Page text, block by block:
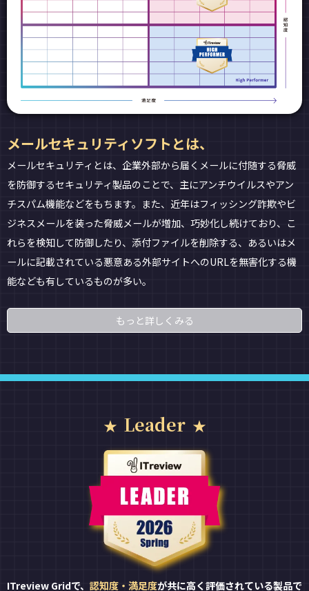
メールセキュリティソフトとは、
メールセキュリティとは、企業外部から届くメールに付随する脅威
を防御するセキュリティ製品のことで、主にアンチウイルスやアン
チスパム機能などをもちます。また、近年はフィッシング詐欺やビ
ジネスメールを装った脅威メールが増加、巧妙化し続けており、こ
れらを検知して防御したり、添付ファイルを削除する、あるいはメ
ールに記載されている悪意ある外部サイトへのURLを無害化する機
能なども有しているものが多い。
もっと詳しくみる
Leader
ITreview Gridで、 認知度・満足度が共に高く評価されている製品で